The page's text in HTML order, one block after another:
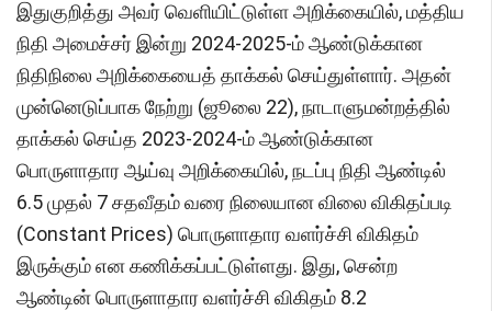
இதுகுறித்து அவர் வெளியிட்டுள்ள அறிக்கையில், மத்திய
நிதி அமைச்சர் இன்று 2024-2025-ம் ஆண்டுக்கான
நிதிநிலை அறிக்கையைத் தாக்கல் செய்துள்ளார். அதன்
முன்னெடுப்பாக நேற்று (ஜூலை 22), நாடாளுமன்றத்தில்
தாக்கல் செய்த 2023-2024-ம் ஆண்டுக்கான
பொருளாதார ஆய்வு அறிக்கையில், நடப்பு நிதி ஆண்டில்
6.5 முதல் 7 சதவீதம் வரை நிலையான விலை விகிதப்படி
(Constant Prices) பொருளாதார வளர்ச்சி விகிதம்
இருக்கும் என கணிக்கப்பட்டுள்ளது. இது, சென்ற
ஆண்டின் பொருளாதார வளர்ச்சி விகிதம் 8.2